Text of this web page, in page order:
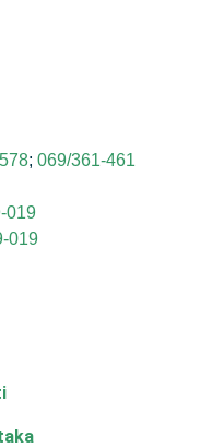
; 069/361-461
019
019